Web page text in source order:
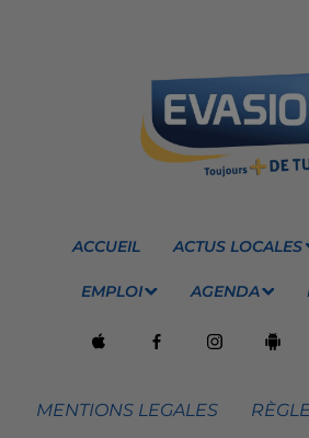
ACCUEIL ACTUS LOCALES
EMPLOI AGENDA
MENTIONS LEGALES